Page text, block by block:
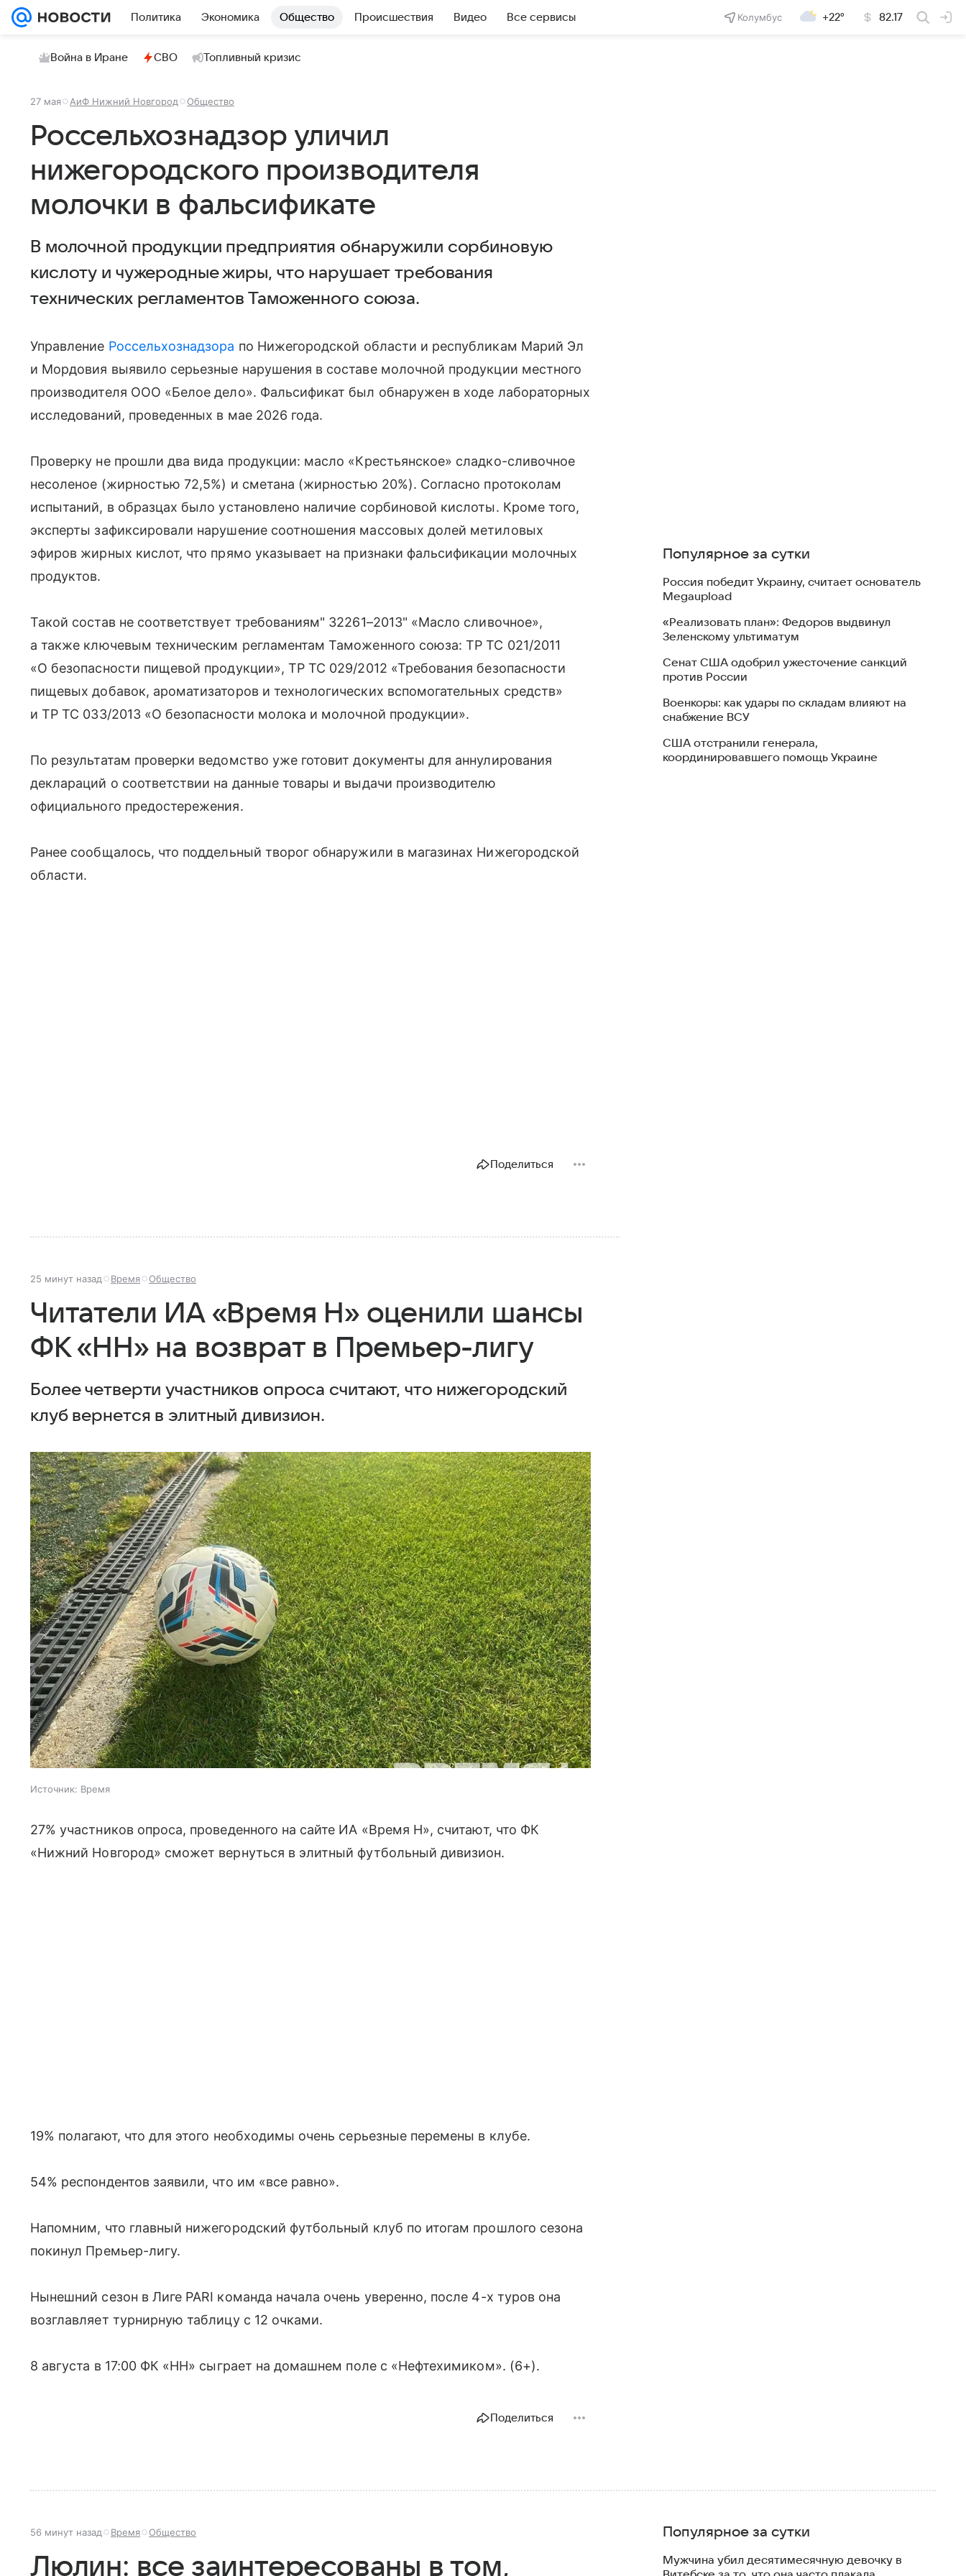
Политика Экономика Общество Происшествия Видео Все сервисы Колумбус +22° 82.17
Война в Иране СВО Топливный кризис
27 мая АиФ Нижний Новгород Общество
Россельхознадзор уличил
нижегородского производителя
молочки в фальсификате
В молочной продукции предприятия обнаружили сорбиновую
кислоту и чужеродные жиры, что нарушает требования
технических регламентов Таможенного союза.
Управление Россельхознадзора по Нижегородской области и республикам Марий Эл
и Мордовия выявило серьезные нарушения в составе молочной продукции местного
производителя ООО «Белое дело». Фальсификат был обнаружен в ходе лабораторных
исследований, проведенных в мае 2026 года.
Проверку не прошли два вида продукции: масло «Крестьянское» сладко-сливочное
несоленое (жирностью 72,5%) и сметана (жирностью 20%). Согласно протоколам
испытаний, в образцах было установлено наличие сорбиновой кислоты. Кроме того,
эксперты зафиксировали нарушение соотношения массовых долей метиловых
эфиров жирных кислот, что прямо указывает на признаки фальсификации молочных
продуктов.
Такой состав не соответствует требованиям" 32261–2013" «Масло сливочное»,
а также ключевым техническим регламентам Таможенного союза: ТР ТС 021/2011
«О безопасности пищевой продукции», ТР ТС 029/2012 «Требования безопасности
пищевых добавок, ароматизаторов и технологических вспомогательных средств»
и ТР ТС 033/2013 «О безопасности молока и молочной продукции».
По результатам проверки ведомство уже готовит документы для аннулирования
деклараций о соответствии на данные товары и выдачи производителю
официального предостережения.
Ранее сообщалось, что поддельный творог обнаружили в магазинах Нижегородской
области.
Поделиться
25 минут назад Время Общество
Читатели ИА «Время Н» оценили шансы
ФК «НН» на возврат в Премьер-лигу
Более четверти участников опроса считают, что нижегородский
клуб вернется в элитный дивизион.
Источник: Время
27% участников опроса, проведенного на сайте ИА «Время Н», считают, что ФК
«Нижний Новгород» сможет вернуться в элитный футбольный дивизион.
19% полагают, что для этого необходимы очень серьезные перемены в клубе.
54% респондентов заявили, что им «все равно».
Напомним, что главный нижегородский футбольный клуб по итогам прошлого сезона
покинул Премьер-лигу.
Нынешний сезон в Лиге PARI команда начала очень уверенно, после 4-х туров она
возглавляет турнирную таблицу с 12 очками.
8 августа в 17:00 ФК «НН» сыграет на домашнем поле с «Нефтехимиком». (6+).
Поделиться
Популярное за сутки
Россия победит Украину, считает основатель
Megaupload
«Реализовать план»: Федоров выдвинул
Зеленскому ультиматум
Сенат США одобрил ужесточение санкций
против России
Военкоры: как удары по складам влияют на
снабжение ВСУ
США отстранили генерала,
координировавшего помощь Украине
56 минут назад Время Общество
Люлин: все заинтересованы в том,
Популярное за сутки
Мужчина убил десятимесячную девочку в